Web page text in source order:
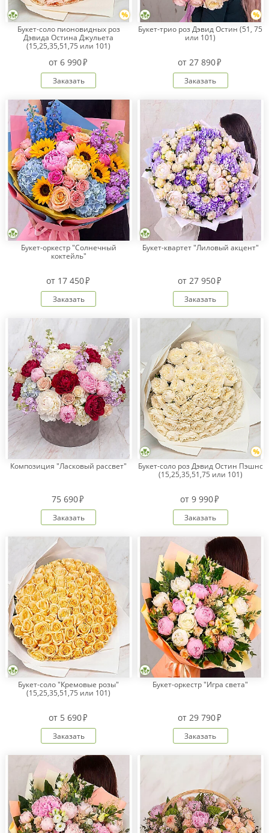
Оплата
заказа
Условия
Бонусная
программа
Корпоративным
клиентам
Обратная
связь
О
компании
Change
language
to
English
Букет-соло пионовидных роз
Дэвида Остина Джульета
(15,25,35,51,75 или 101)
от 6 990
Заказать
Букет-трио роз Дэвид Остин (51, 75
или 101)
от27 890
Заказать
Букет-оркестр "Солнечный
коктейль"
от 17 450
Заказать
Букет-квартет "Лиловый акцент"
от27 950
Заказать
Композиция "Ласковый рассвет"
75 690
Заказать
Букет-соло роз Дэвид Остин Пэшнс
(15,25,35,51,75 или 101)
от9 990
Заказать
Букет-соло "Кремовые розы"
(15,25,35,51,75 или 101)
от 5 690
Заказать
Букет-оркестр "Игра света"
от29 790
Заказать